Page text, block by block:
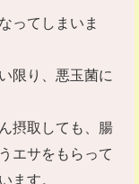
ってしまいま
限り、悪玉菌に
摂取しても、腸
エサをもらって
ます。